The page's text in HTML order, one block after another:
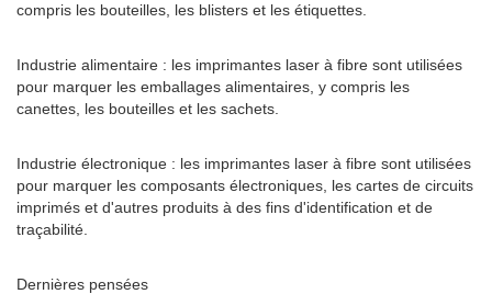
compris les bouteilles, les blisters et les étiquettes.
Industrie alimentaire : les imprimantes laser à fibre sont utilisées
pour marquer les emballages alimentaires, y compris les
canettes, les bouteilles et les sachets.
Industrie électronique : les imprimantes laser à fibre sont utilisées
pour marquer les composants électroniques, les cartes de circuits
imprimés et d'autres produits à des fins d'identification et de
traçabilité.
Dernières pensées